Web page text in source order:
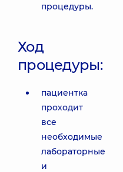
процедуры.
Ход
процедуры:
пациентка
проходит
все
необходимые
лабораторные
и